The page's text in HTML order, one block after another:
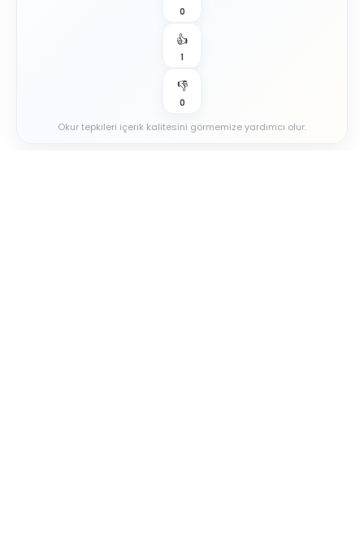
0
👍
1
👎
0
Okur tepkileri içerik kalitesini görmemize yardımcı olur.